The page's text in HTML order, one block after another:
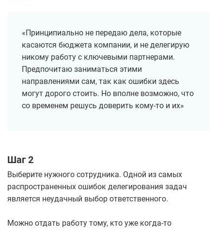
«Принципиально не передаю дела, которые
касаются бюджета компании, и не делегирую
никому работу с ключевыми партнерами.
Предпочитаю заниматься этими
направлениями сам, так как ошибки здесь
могут дорого стоить. Но вполне возможно, что
со временем решусь доверить кому-то и их»
Шаг 2
Выберите нужного сотрудника. Одной из самых
распространенных ошибок делегирования задач
является неудачный выбор ответственного.
Можно отдать работу тому, кто уже когда-то